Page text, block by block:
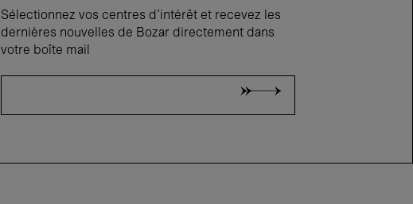
Sélectionnez vos centres d'intérêt et recevez les
dernières nouvelles de Bozar directement dans
votre boîte mail